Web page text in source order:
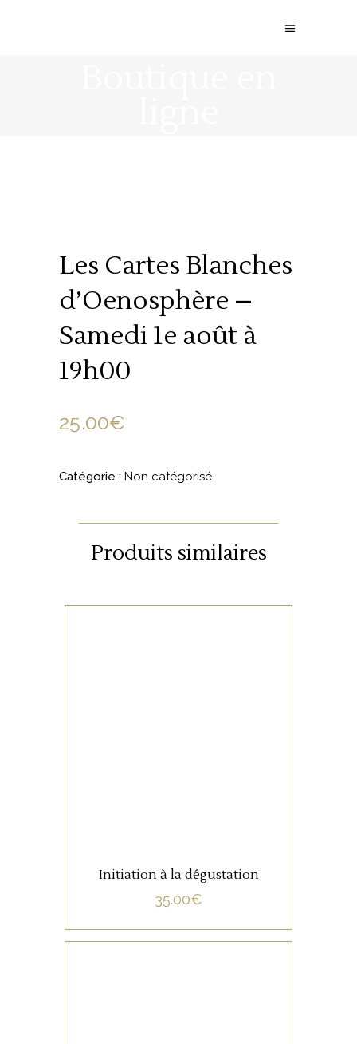
Les Cartes Blanches
d’Oenosphère –
Samedi 1e août à
19h00
25.00€
Catégorie : Non catégorisé
Produits similaires
Initiation à la dégustation
35.00€